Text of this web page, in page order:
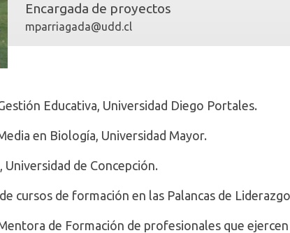
Encargada de proyectos
mparriagada@udd.cl
Educativa, Universidad Diego Portales.
en Biología, Universidad Mayor.
Universidad de Concepción.
cursos de formación en las Palancas de
de Formación de profesionales que